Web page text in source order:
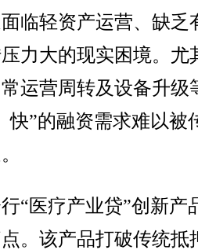
临轻资产运营、缺乏
力大的现实困境。尤
运营周转及设备升级
快”的融资需求难以被
医疗产业贷”创新产
。该产品打破传统抵